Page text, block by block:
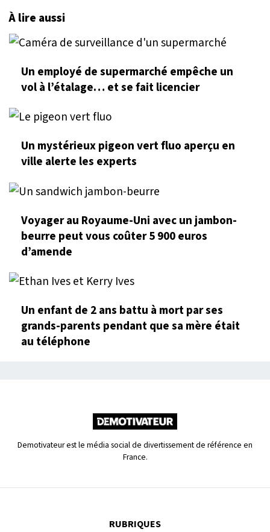
À lire aussi
Un employé de supermarché empêche un
vol à l’étalage… et se fait licencier
Un mystérieux pigeon vert fluo aperçu en
ville alerte les experts
Voyager au Royaume-Uni avec un jambon-
beurre peut vous coûter 5 900 euros
d’amende
Un enfant de 2 ans battu à mort par ses
grands-parents pendant que sa mère était
au téléphone
Demotivateur est le média social de divertissement de référence en
France.
RUBRIQUES